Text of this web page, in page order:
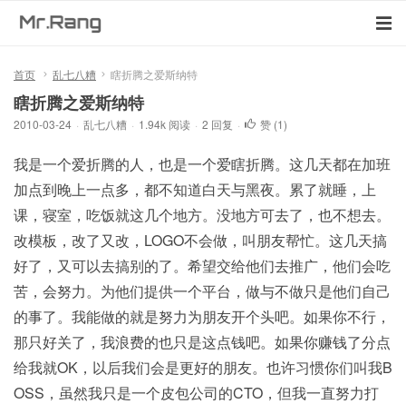
首页 乱七八糟 瞎折腾之爱斯纳特
瞎折腾之爱斯纳特
2010-03-24 · 乱七八糟 · 1.94k 阅读 · 2 回复 · 赞 (1)
我是一个爱折腾的人，也是一个爱瞎折腾。这几天都在加班
加点到晚上一点多，都不知道白天与黑夜。累了就睡，上
课，寝室，吃饭就这几个地方。没地方可去了，也不想去。
改模板，改了又改，LOGO不会做，叫朋友帮忙。这几天搞
好了，又可以去搞别的了。希望交给他们去推广，他们会吃
苦，会努力。为他们提供一个平台，做与不做只是他们自己
的事了。我能做的就是努力为朋友开个头吧。如果你不行，
那只好关了，我浪费的也只是这点钱吧。如果你赚钱了分点
给我就OK，以后我们会是更好的朋友。也许习惯你们叫我B
OSS，虽然我只是一个皮包公司的CTO，但我一直努力打